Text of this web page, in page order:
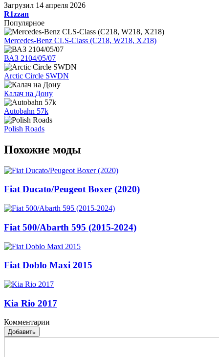
Загрузил 14 апреля 2026
R1zzan
Популярное
Mercedes-Benz CLS-Class (C218, W218, X218)
ВАЗ 2104/05/07
Arctic Circle SWDN
Калач на Дону
Autobahn 57k
Polish Roads
Похожие моды
Fiat Ducato/Peugeot Boxer (2020)
Fiat 500/Abarth 595 (2015-2024)
Fiat Doblo Maxi 2015
Kia Rio 2017
Комментарии
Добавить